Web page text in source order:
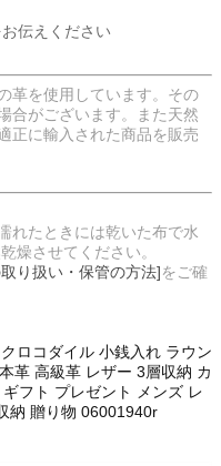
伝えください
革を使用しています。その
合がございます。また天然
正に輸入された商品を販売
れたときには乾いた布で水
燥させてください。
り扱い・保管の方法]をご確
ロコダイル 小銭入れ ラウン
革 高級革 レザー 3層収納 カ
フト プレゼント メンズ レ
納 贈り物 06001940r